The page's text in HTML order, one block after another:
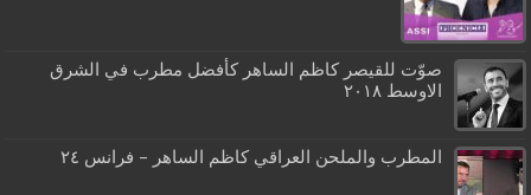
صوّت للقيصر كاظم الساهر كأفضل مطرب في الشرق
الاوسط ٢٠١٨
المطرب والملحن العراقي كاظم الساهر – فرانس ٢٤